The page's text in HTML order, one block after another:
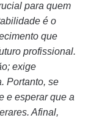
para quem
é o
que
profissional.
exige
Portanto, se
e esperar que a
Afinal,